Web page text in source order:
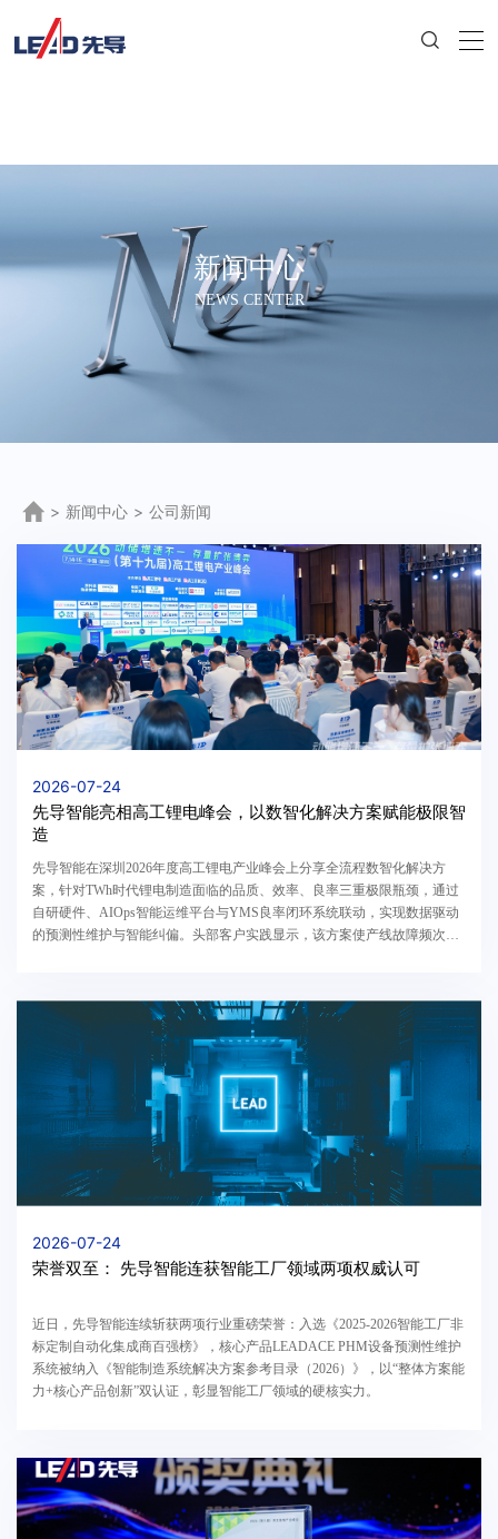
新闻中心
NEWS CENTER
> 新闻中心 > 公司新闻
2026-07-24
先导智能亮相高工锂电峰会，以数智化解决方案赋能极限智
造
先导智能在深圳2026年度高工锂电产业峰会上分享全流程数智化解决方
案，针对TWh时代锂电制造面临的品质、效率、良率三重极限瓶颈，通过
自研硬件、AIOps智能运维平台与YMS良率闭环系统联动，实现数据驱动
的预测性维护与智能纠偏。头部客户实践显示，该方案使产线故障频次降
2026-07-24
荣誉双至： 先导智能连获智能工厂领域两项权威认可
近日，先导智能连续斩获两项行业重磅荣誉：入选《2025-2026智能工厂非
标定制自动化集成商百强榜》，核心产品LEADACE PHM设备预测性维护
系统被纳入《智能制造系统解决方案参考目录（2026）》，以“整体方案能
力+核心产品创新”双认证，彰显智能工厂领域的硬核实力。